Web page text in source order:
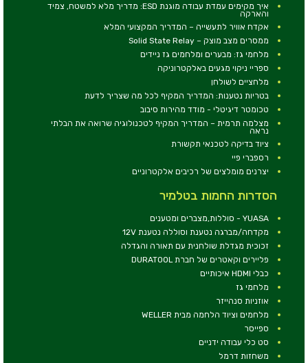
איך מקימים עמדת עבודה מוגנת ESD: מדריך מלא למשטח, צמיד
והארקה
אקדח אוויר לתעשייה – המדריך המקצועי המלא
ממסרים מצב מוצק – Solid State Relay
מלחמי גז: מבערים ומלחמים גז ניידים
ספריי ניקוי מגעים באלקטרוניקה
מלחציים לשולחן
בטריות נטענות: המדריך המקיף לכל מה שצריך לדעת
טכומטר דיגיטלי - מודד מהירות סיבוב
מצלמה תרמית – המדריך המקיף לטכנולוגיה שרואה את הבלתי
נראה
ציוד בדיקה לטכנאי תקשורת
רספברי פיי
יצרנים מומלצים של רכיבים אלקטרוניים
הסדרות החמות בטלמיר
YUASA - סוללות,מצברים ומטענים
מקדחה/מברגה נטענת וסוללה נטענת 12V
זכוכית מגדלת שולחנית עם תאורה והגדלה
פליירים וקאטרים של חברת DURATOOL
כבלי HDMI איכותיים
מלחמי גז
אוזניות סנהייזר
מלחמים וציוד הלחמה מבית WELLER
ספייסר
סט כלי עבודה ידניים
משחזות דרמל